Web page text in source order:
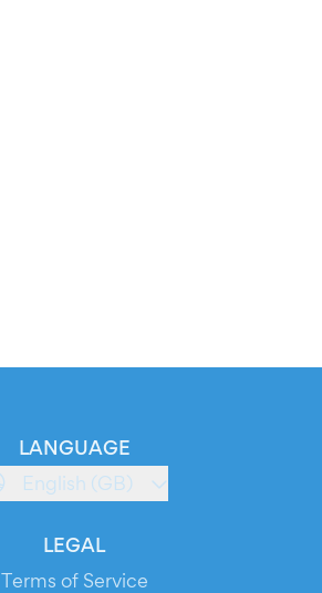
LANGUAGE
English (GB)
LEGAL
Terms of Service